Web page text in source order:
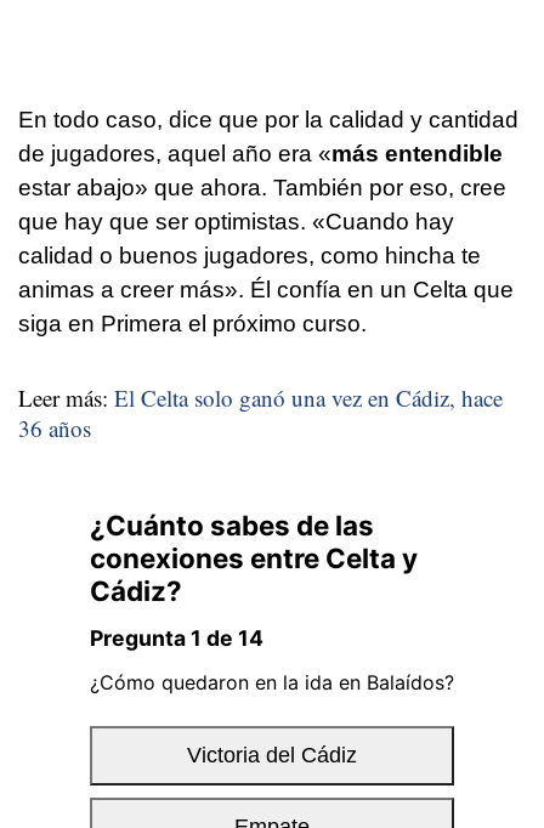
En todo caso, dice que por la calidad y cantidad
de jugadores, aquel año era «más entendible
estar abajo» que ahora. También por eso, cree
que hay que ser optimistas. «Cuando hay
calidad o buenos jugadores, como hincha te
animas a creer más». Él confía en un Celta que
siga en Primera el próximo curso.
Leer más: El Celta solo ganó una vez en Cádiz, hace
36 años